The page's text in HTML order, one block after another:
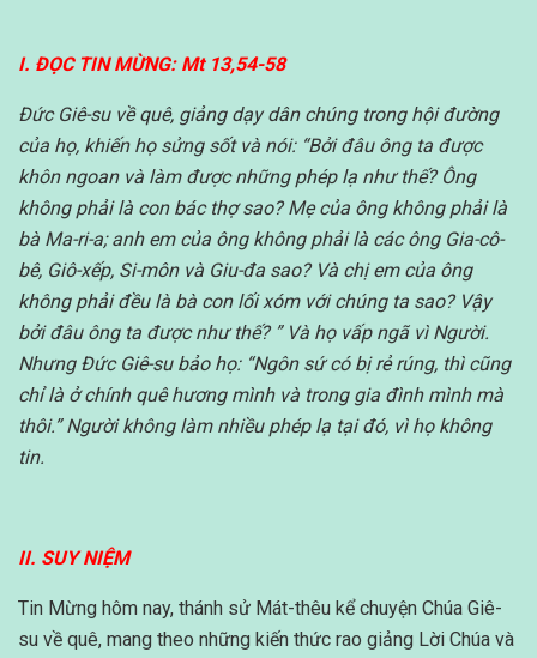
I. ĐỌC TIN MỪNG: Mt 13,54-58
Đức Giê-su về quê, giảng dạy dân chúng trong hội đường
của họ, khiến họ sửng sốt và nói: “Bởi đâu ông ta được
khôn ngoan và làm được những phép lạ như thế? Ông
không phải là con bác thợ sao? Mẹ của ông không phải là
bà Ma-ri-a; anh em của ông không phải là các ông Gia-cô-
bê, Giô-xếp, Si-môn và Giu-đa sao? Và chị em của ông
không phải đều là bà con lối xóm với chúng ta sao? Vậy
bởi đâu ông ta được như thế? ” Và họ vấp ngã vì Người.
Nhưng Đức Giê-su bảo họ: “Ngôn sứ có bị rẻ rúng, thì cũng
chỉ là ở chính quê hương mình và trong gia đình mình mà
thôi.” Người không làm nhiều phép lạ tại đó, vì họ không
tin.
II. SUY NIỆM
Tin Mừng hôm nay, thánh sử Mát-thêu kể chuyện Chúa Giê-
su về quê, mang theo những kiến thức rao giảng Lời Chúa và